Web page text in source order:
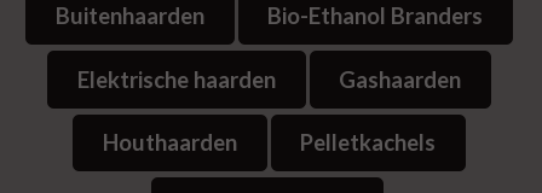
Buitenhaarden Bio-Ethanol Branders
Elektrische haarden Gashaarden
Houthaarden Pelletkachels